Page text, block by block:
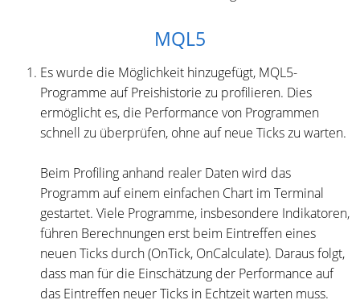
MQL5
Es wurde die Möglichkeit hinzugefügt, MQL5-
Programme auf Preishistorie zu profilieren. Dies
ermöglicht es, die Performance von Programmen
schnell zu überprüfen, ohne auf neue Ticks zu warten.
Beim Profiling anhand realer Daten wird das
Programm auf einem einfachen Chart im Terminal
gestartet. Viele Programme, insbesondere Indikatoren,
führen Berechnungen erst beim Eintreffen eines
neuen Ticks durch (OnTick, OnCalculate). Daraus folgt,
dass man für die Einschätzung der Performance auf
das Eintreffen neuer Ticks in Echtzeit warten muss.